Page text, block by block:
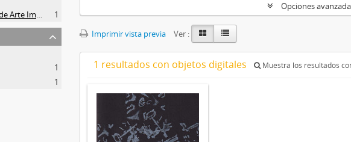
Colección de Publicaciones de Arte Impreso
1
1
1
Opciones
Imprimir vista previa Ver :
1 resultados con objetos digitales Muestra los resultados